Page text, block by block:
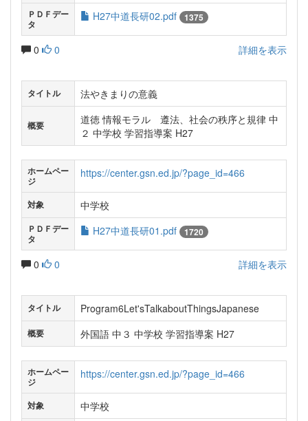
ＰＤＦデー
タ
H27中道長研02.pdf 1375
0 0 詳細を表示
タイトル 法やきまりの意義
概要
道徳 情報モラル 遵法、社会の秩序と規律 中
２ 中学校 学習指導案 H27
ホームペー
ジ
https://center.gsn.ed.jp/?page_id=466
対象 中学校
ＰＤＦデー
タ
H27中道長研01.pdf 1720
0 0 詳細を表示
タイトル Program6Let'sTalkaboutThingsJapanese
概要 外国語 中３ 中学校 学習指導案 H27
ホームペー
ジ
https://center.gsn.ed.jp/?page_id=466
対象 中学校